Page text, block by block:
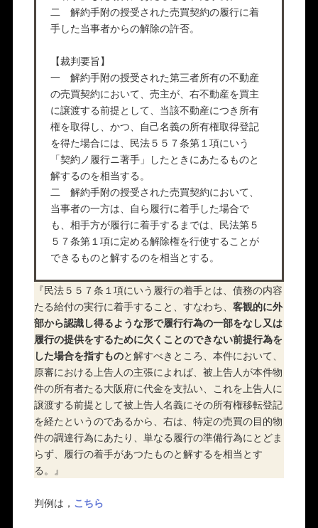
二 解約手附の授受された売買契約の履行に着
手した当事者からの解除の許否。
【裁判要旨】
一 解約手附の授受された第三者所有の不動産
の売買契約において、売主が、右不動産を買主
に譲渡する前提として、当該不動産につき所有
権を取得し、かつ、自己名義の所有権取得登記
を得た場合には、民法５５７条第１項にいう
「契約ノ履行ニ著手」したときにあたるものと
解するのを相当する。
二 解約手附の授受された売買契約において、
当事者の一方は、自ら履行に着手した場合で
も、相手方が履行に着手するまでは、民法第５
５７条第１項に定める解除権を行使することが
できるものと解するのを相当とする。
『民法５５７条１項にいう履行の着手とは、債務の内容
たる給付の実行に着手すること、すなわち、 客観的に外
部から認識し得るような形で履行行為の一部をなし又は
履行の提供をするために欠くことのできない前提行為を
した場合を指すものと解すべきところ、本件において、
原審における上告人の主張によれば、被上告人が本件物
件の所有者たる大阪府に代金を支払い、これを上告人に
譲渡する前提として被上告人名義にその所有権移転登記
を経たというのであるから、右は、特定の売買の目的物
件の調達行為にあたり、単なる履行の準備行為にとどま
らず、履行の着手があつたものと解するを相当とす
る。』
判例は， こちら